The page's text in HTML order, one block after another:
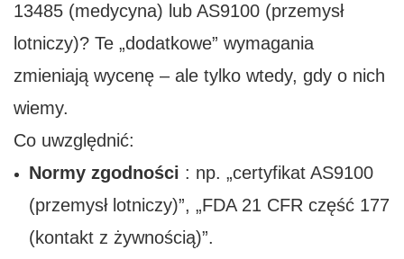
13485 (medycyna) lub AS9100 (przemysł
lotniczy)? Te „dodatkowe” wymagania
zmieniają wycenę – ale tylko wtedy, gdy o nich
wiemy.
Co uwzględnić:
Normy zgodności : np. „certyfikat AS9100
(przemysł lotniczy)”, „FDA 21 CFR część 177
(kontakt z żywnością)”.